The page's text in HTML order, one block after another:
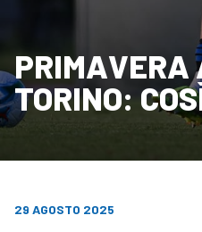
TORINO:
29 AGOSTO 2025